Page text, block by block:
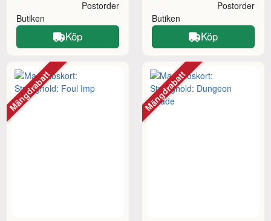
Butiken
Postorder
Köp
Butiken
Postorder
Köp
Mängdrabatt Mängdrabatt